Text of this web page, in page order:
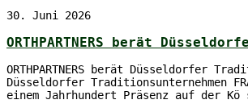
30. Juni 2026
ORTHPARTNERS berät
ORTHPARTNERS berät Düsseldorfer
Düsseldorfer Traditionsunternehmen
einem Jahrhundert Präsenz auf der Kö